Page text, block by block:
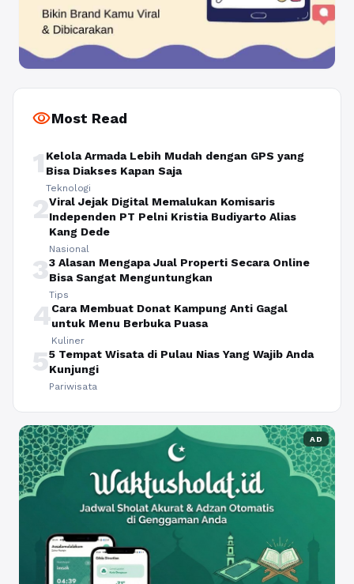
visibilityMost Read
1 Kelola Armada Lebih Mudah dengan GPS yang
Bisa Diakses Kapan Saja
Teknologi
2Viral Jejak Digital Memalukan Komisaris
Independen PT Pelni Kristia Budiyarto Alias
Kang Dede
Nasional
33 Alasan Mengapa Jual Properti Secara Online
Bisa Sangat Menguntungkan
Tips
4Cara Membuat Donat Kampung Anti Gagal
untuk Menu Berbuka Puasa
Kuliner
55 Tempat Wisata di Pulau Nias Yang Wajib Anda
Kunjungi
Pariwisata
AD